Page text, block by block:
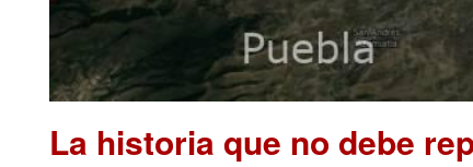
La historia que no debe